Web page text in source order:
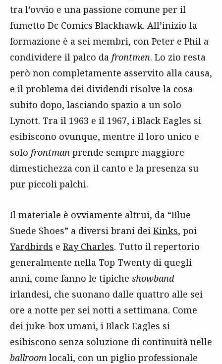
tra l’ovvio e una passione comune per il
fumetto Dc Comics Blackhawk. All’inizio la
formazione è a sei membri, con Peter e Phil a
condividere il palco da frontmen. Lo zio resta
però non completamente asservito alla causa,
e il problema dei dividendi risolve la cosa
subito dopo, lasciando spazio a un solo
Lynott. Tra il 1963 e il 1967, i Black Eagles si
esibiscono ovunque, mentre il loro unico e
solo frontman prende sempre maggiore
dimestichezza con il canto e la presenza su
pur piccoli palchi.
Il materiale è ovviamente altrui, da “Blue
Suede Shoes” a diversi brani dei Kinks, poi
Yardbirds e Ray Charles. Tutto il repertorio
generalmente nella Top Twenty di quegli
anni, come fanno le tipiche showband
irlandesi, che suonano dalle quattro alle sei
ore a notte per sei notti a settimana. Come
dei juke-box umani, i Black Eagles si
esibiscono senza soluzione di continuità nelle
ballroom locali, con un piglio professionale